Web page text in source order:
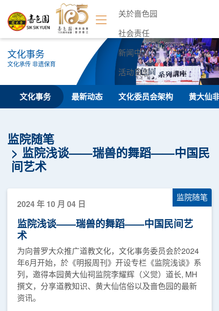
关於啬色园
社会责任
新闻中心
活动日志
联络我们
文化事务
文化承传 非遗保育
文化事务 最新动态 文化委员会架构 黄大仙
监院随笔
监院浅谈——瑞兽的舞蹈——中国民
间艺术
监院随笔
2024 年 10 月 04 日
监院浅谈——瑞兽的舞蹈——中国民间艺
术
为向普罗大众推广道教文化，文化事务委员会於2024
年6月开始，於《明报周刊》开设专栏《监院浅谈》系
列，邀得本园黄大仙祠监院李耀辉（义觉）道长, MH
撰文，分享道教知识、黄大仙信俗以及啬色园的最新
资讯。